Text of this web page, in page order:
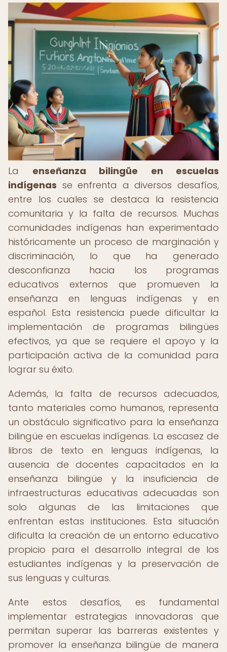
La enseñanza bilingüe en escuelas
indígenas se enfrenta a diversos desafíos,
entre los cuales se destaca la resistencia
comunitaria y la falta de recursos. Muchas
comunidades indígenas han experimentado
históricamente un proceso de marginación y
discriminación, lo que ha generado
desconfianza hacia los programas
educativos externos que promueven la
enseñanza en lenguas indígenas y en
español. Esta resistencia puede dificultar la
implementación de programas bilingües
efectivos, ya que se requiere el apoyo y la
participación activa de la comunidad para
lograr su éxito.
Además, la falta de recursos adecuados,
tanto materiales como humanos, representa
un obstáculo significativo para la enseñanza
bilingüe en escuelas indígenas. La escasez de
libros de texto en lenguas indígenas, la
ausencia de docentes capacitados en la
enseñanza bilingüe y la insuficiencia de
infraestructuras educativas adecuadas son
solo algunas de las limitaciones que
enfrentan estas instituciones. Esta situación
dificulta la creación de un entorno educativo
propicio para el desarrollo integral de los
estudiantes indígenas y la preservación de
sus lenguas y culturas.
Ante estos desafíos, es fundamental
implementar estrategias innovadoras que
permitan superar las barreras existentes y
promover la enseñanza bilingüe de manera